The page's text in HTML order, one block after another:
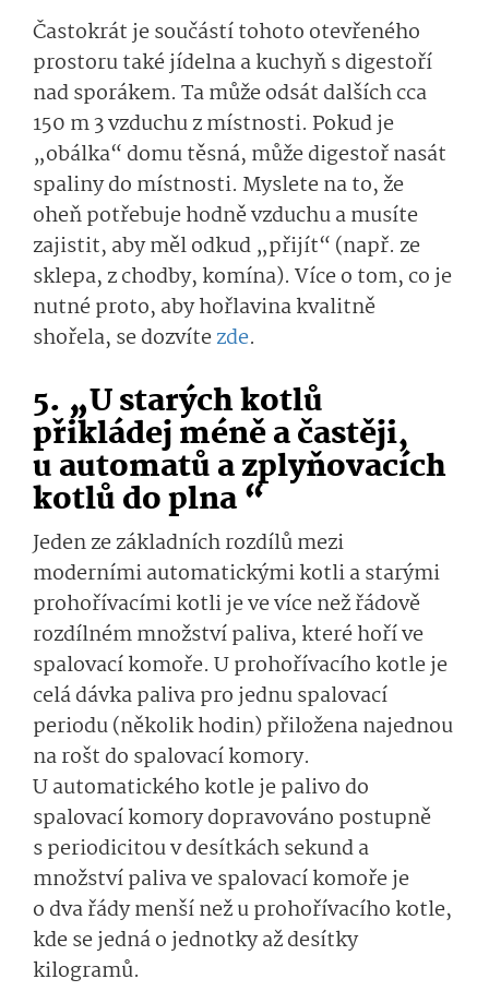
Častokrát je součástí tohoto otevřeného
prostoru také jídelna a kuchyň s digestoří
nad sporákem. Ta může odsát dalších cca
150 m 3 vzduchu z místnosti. Pokud je
„obálka“ domu těsná, může digestoř nasát
spaliny do místnosti. Myslete na to, že
oheň potřebuje hodně vzduchu a musíte
zajistit, aby měl odkud „přijít“ (např. ze
sklepa, z chodby, komína). Více o tom, co je
nutné proto, aby hořlavina kvalitně
shořela, se dozvítezde.
5. „U starých kotlů
přikládej méně a častěji,
u automatů a zplyňovacích
kotlů do plna “
Jeden ze základních rozdílů mezi
moderními automatickými kotli a starými
prohořívacími kotli je ve více než řádově
rozdílném množství paliva, které hoří ve
spalovací komoře. U prohořívacího kotle je
celá dávka paliva pro jednu spalovací
periodu (několik hodin) přiložena najednou
na rošt do spalovací komory.
U automatického kotle je palivo do
spalovací komory dopravováno postupně
s periodicitou v desítkách sekund a
množství paliva ve spalovací komoře je
o dva řády menší než u prohořívacího kotle,
kde se jedná o jednotky až desítky
kilogramů.